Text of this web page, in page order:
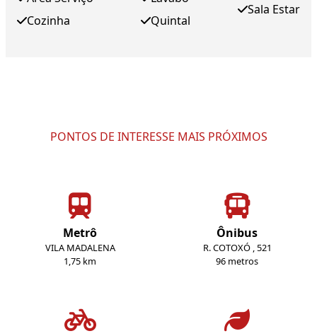
Cozinha
Quintal
Sala Estar
PONTOS DE INTERESSE MAIS PRÓXIMOS
Metrô
VILA MADALENA
1,75 km
Ônibus
R. COTOXÓ , 521
96 metros